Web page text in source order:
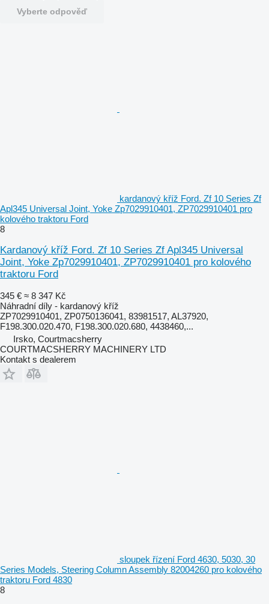
Vyberte odpověď
kardanový kříž Ford. Zf 10 Series Zf
Apl345 Universal Joint, Yoke Zp7029910401, ZP7029910401 pro
kolového traktoru Ford
8
Kardanový kříž Ford. Zf 10 Series Zf Apl345 Universal
Joint, Yoke Zp7029910401, ZP7029910401 pro kolového
traktoru Ford
345 € ≈ 8 347 Kč
Náhradní díly - kardanový kříž
ZP7029910401, ZP0750136041, 83981517, AL37920,
F198.300.020.470, F198.300.020.680, 4438460,...
Irsko, Courtmacsherry
COURTMACSHERRY MACHINERY LTD
Kontakt s dealerem
sloupek řízení Ford 4630, 5030, 30
Series Models, Steering Column Assembly 82004260 pro kolového
traktoru Ford 4830
8